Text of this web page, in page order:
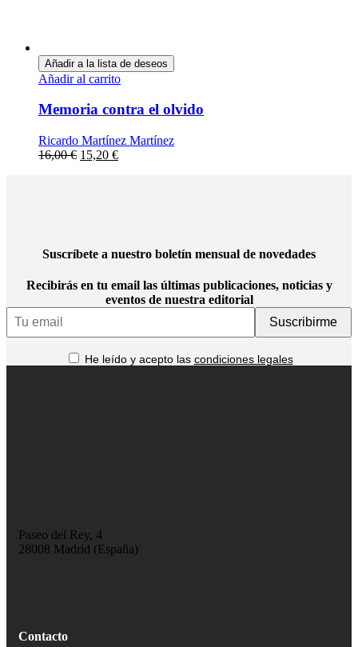
Añadir a la lista de deseos
Añadir al carrito
Memoria contra el olvido
Ricardo Martínez Martínez
16,00€ 15,20 €
Suscríbete a nuestro boletín mensual de novedades
Recibirás en tu email las últimas publicaciones, noticias y
eventos de nuestra editorial
Email
He leído y acepto las condiciones legales
Paseo del Rey, 4
28008 Madrid (España)
Contacto